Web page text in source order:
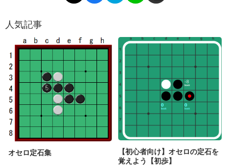
人気記事
オセロ定石集
【初心者向け】オセロの定石を
覚えよう【初歩】